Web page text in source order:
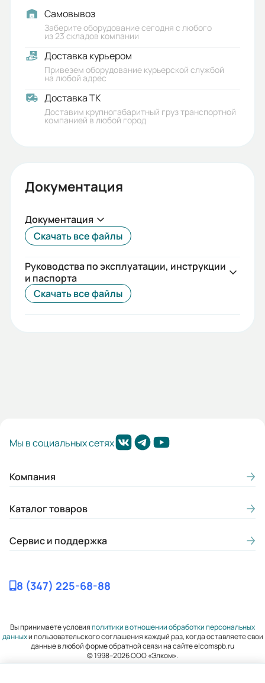
5
2.9
Габариты (ШхВхГ, м):
0.22x0.18x0.245
Самовывоз
Заберите оборудование сегодня с любого
из 23 складов компании
Доставка курьером
Привезем оборудование курьерской службой
на любой адрес
Доставка ТК
Доставим крупногабаритный груз транспортной
компанией в любой город
Документация
Документация
Скачать все файлы
Руководства по эксплуатации, инструкции
и паспорта
Скачать все файлы
Мы в социальных сетях
Компания
Каталог товаров
Сервис и поддержка
8 (347) 225-68-88
Вы принимаете условияполитики в отношении обработки персональных
данныхи пользовательского соглашения каждый раз, когда оставляете свои
данные в любой форме обратной связи на сайте elcomspb.ru
© 1998–2026 ООО «Элком».